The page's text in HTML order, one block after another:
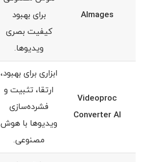
AImages
برای بهبود
کیفیت بصری
ویدیوها.
Videoproc
Converter AI
ابزاری برای بهبود،
ارتقا، تثبیت و
فشرده‌سازی
ویدیوها با هوش
مصنوعی.